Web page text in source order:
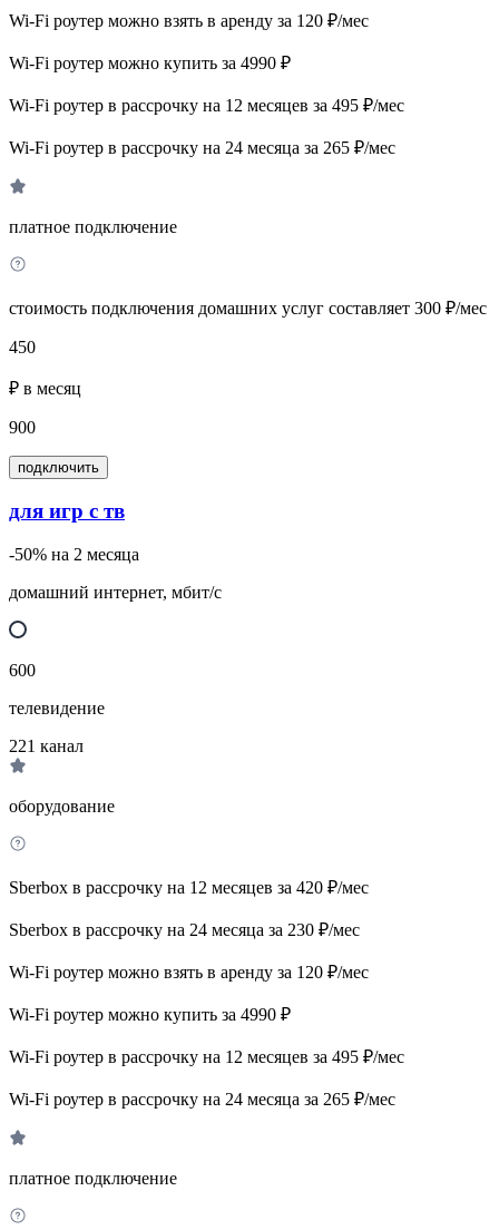
Wi-Fi роутер можно взять в аренду за 120 ₽/мес
Wi-Fi роутер можно купить за 4990 ₽
Wi-Fi роутер в рассрочку на 12 месяцев за 495 ₽/мес
Wi-Fi роутер в рассрочку на 24 месяца за 265 ₽/мес
платное подключение
стоимость подключения домашних услуг составляет 300 ₽/мес
450
₽ в месяц
900
подключить
для игр с тв
-50% на 2 месяца
домашний интернет, мбит/с
600
телевидение
221 канал
оборудование
Sberbox в рассрочку на 12 месяцев за 420 ₽/мес
Sberbox в рассрочку на 24 месяца за 230 ₽/мес
Wi-Fi роутер можно взять в аренду за 120 ₽/мес
Wi-Fi роутер можно купить за 4990 ₽
Wi-Fi роутер в рассрочку на 12 месяцев за 495 ₽/мес
Wi-Fi роутер в рассрочку на 24 месяца за 265 ₽/мес
платное подключение